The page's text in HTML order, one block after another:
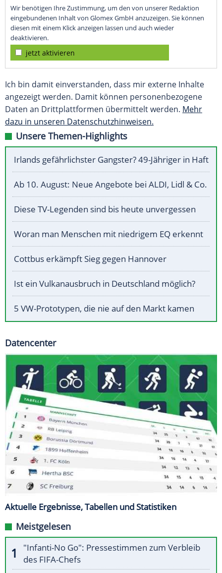
Wir benötigen Ihre Zustimmung, um den von unserer Redaktion
eingebundenen Inhalt von Glomex GmbH anzuzeigen. Sie können
diesen mit einem Klick anzeigen lassen und auch wieder
deaktivieren.
jetzt aktivieren
Ich bin damit einverstanden, dass mir externe Inhalte
angezeigt werden. Damit können personenbezogene
Daten an Drittplattformen übermittelt werden. Mehr
dazu in unseren Datenschutzhinweisen.
Unsere Themen-Highlights
Irlands gefährlichster Gangster? 49-Jähriger in Haft
Ab 10. August: Neue Angebote bei ALDI, Lidl & Co.
Diese TV-Legenden sind bis heute unvergessen
Woran man Menschen mit niedrigem EQ erkennt
Cottbus erkämpft Sieg gegen Hannover
Ist ein Vulkanausbruch in Deutschland möglich?
5 VW-Prototypen, die nie auf den Markt kamen
Datencenter
Aktuelle Ergebnisse, Tabellen und Statistiken
Meistgelesen
"Infanti-No Go": Pressestimmen zum Verbleib
des FIFA-Chefs